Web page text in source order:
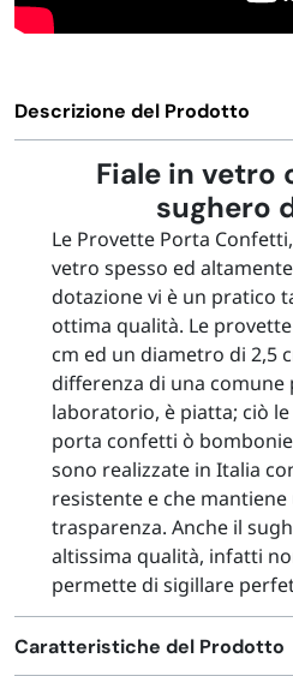
Descrizione del Prodotto
Fiale in vetro
sughero
Le Provette Porta
vetro spesso ed
dotazione vi è un pratico
ottima qualità. Le
cm ed un diametro di 2,5
differenza di una comune
laboratorio, è piatta; ciò
porta confetti ò
sono realizzate in Italia
resistente e che
trasparenza. Anche il
altissima qualità, infatti
permette di sigillare
Caratteristiche del Prodotto